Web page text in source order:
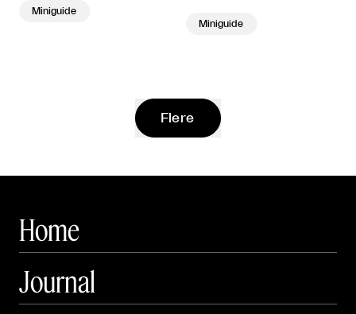
Miniguide
Miniguide
Flere
Home
Journal